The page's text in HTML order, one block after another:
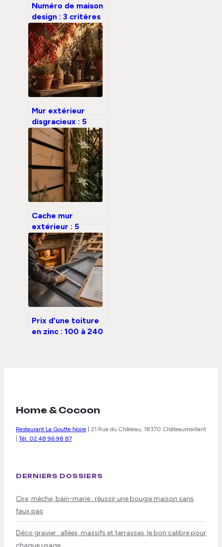
Numéro de maison
design : 3 critères
pour allier visibilité
et esthétique
durable
Mur extérieur
disgracieux : 5
solutions durables
pour transformer
un vis-à-vis en
atout déco
Cache mur
extérieur : 5
solutions durables
pour transformer
une paroi
inesthétique
Prix d’une toiture
en zinc : 100 à 240
Home & Cocoon
Restaurant La Goutte Noire
21 Rue du Château, 18370 Châteaumeillant
Tél. 02 48 96 98 87
DERNIERS DOSSIERS
Cire, mèche, bain-marie : réussir une bougie maison sans
faux pas
Déco gravier : allées, massifs et terrasses, le bon calibre pour